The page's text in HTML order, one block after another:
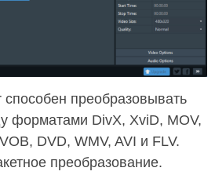
преобразовывать
форматами DivX, XviD, MOV,
DVD, WMV, AVI и FLV.
преобразование.